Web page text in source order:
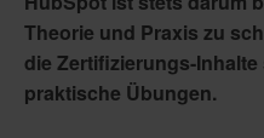
Theorie und Praxis zu
die Zertifizierungs-
praktische Übungen.